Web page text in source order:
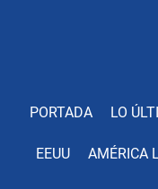
PORTADA LO
EEUU AMÉRICA